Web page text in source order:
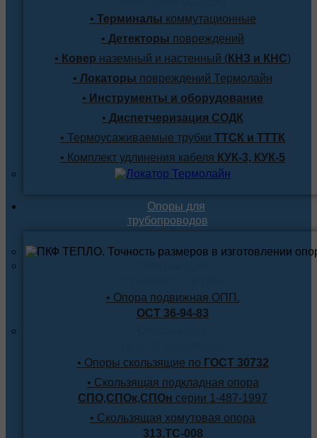
• Терминалы коммутационные
• Детекторы повреждений
• Ковер наземный и настенный (КНЗ и КНС)
• Локаторы повреждений Термолайн
• Инструменты и оборудование
• Диспетчеризация СОДК
• Термоусаживаемые трубки ТТСК и ТТТК
• Комплект удлинения кабеля КУК-3, КУК-5
Опоры для
трубопроводов
• Опора подвижная ОПП.
ОСТ 36-94-83
• Опоры скользящие по ГОСТ 30732
• Скользящая подкладная опора
СПО,СПОк,СПОн серии 1-487-1997
• Скользящая хомутовая опора
313.ТС-008